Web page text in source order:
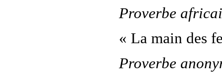
Proverbe
« La main des
Proverbe